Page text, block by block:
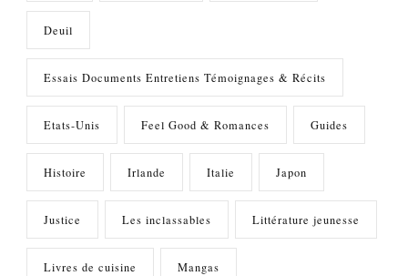
Deuil
Essais Documents Entretiens Témoignages & Récits
Etats-Unis Feel Good & Romances Guides
Histoire Irlande Italie Japon
Justice Les inclassables Littérature jeunesse
Livres de cuisine Mangas